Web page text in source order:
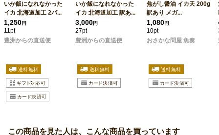
いか飯になれなかった
イカ 北海道加工 2パ...
1,250円
11pt
豊洲からの直送便
いか飯になれなかった
イカ 北海道加工 訳あ...
3,000円
27pt
豊洲からの直送便
焦がし醤油 イカ天 200g
訳あり メガ...
1,080円
10pt
おさかな問屋 魚奏
この商品を見た人は、こんな商品を買っています